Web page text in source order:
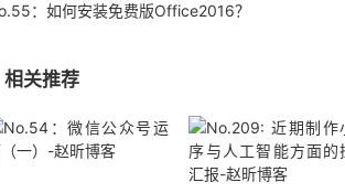
：如何安装免费版Office2016？
相关推荐